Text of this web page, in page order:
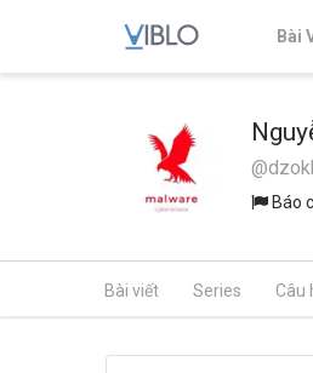
Bài
Báo
Bài viết Series Câu